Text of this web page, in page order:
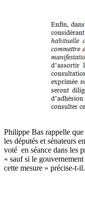
Philippe Bas rappelle
les députés et sénateurs
voté en séance dans les
« sauf si le
cette mesure » précise-t-il.